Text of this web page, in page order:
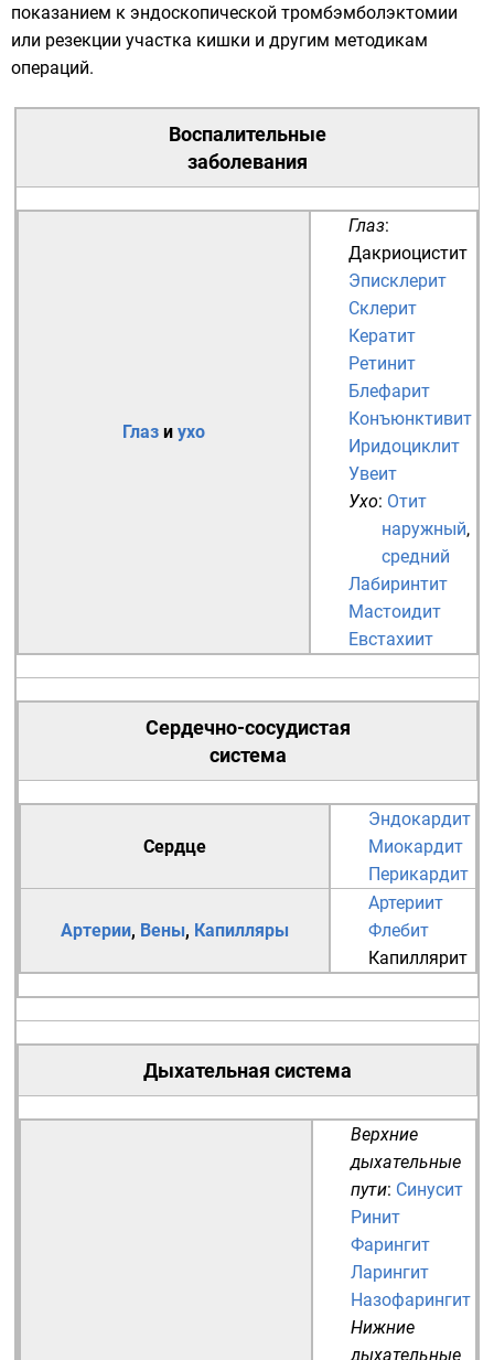
показанием к эндоскопической тромбэмболэктомии
или резекции участка кишки и другим методикам
операций.
Воспалительные
заболевания
Глаз и ухо
Глаз:
Дакриоцистит
Эписклерит
Склерит
Кератит
Ретинит
Блефарит
Конъюнктивит
Иридоциклит
Увеит
Ухо: Отит
наружный,
средний
Лабиринтит
Мастоидит
Евстахиит
Сердечно-сосудистая
система
Сердце
Эндокардит
Миокардит
Перикардит
Артерии, Вены, Капилляры
Артериит
Флебит
Капиллярит
Дыхательная система
Верхние
дыхательные
пути: Синусит
Ринит
Фарингит
Ларингит
Назофарингит
Нижние
дыхательные